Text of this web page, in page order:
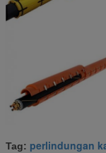
Tag: perlindungan